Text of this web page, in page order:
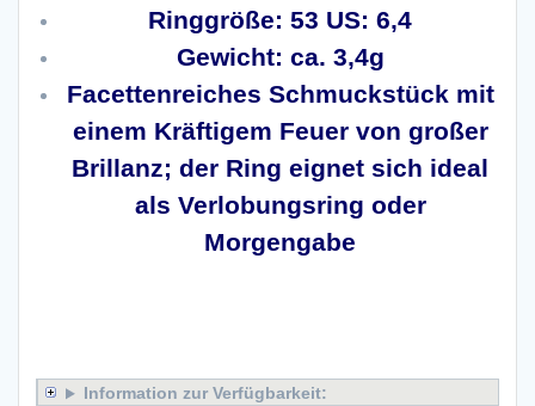
Ringgröße: 53 US: 6,4
Gewicht: ca. 3,4g
Facettenreiches Schmuckstück mit
einem Kräftigem Feuer von großer
Brillanz; der Ring eignet sich ideal
als Verlobungsring oder
Morgengabe
Information zur Verfügbarkeit: